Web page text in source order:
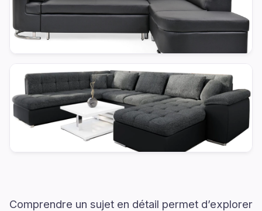
Comprendre un sujet en détail permet d’explorer